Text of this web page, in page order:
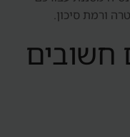
ורמת סיכון.
חשובים